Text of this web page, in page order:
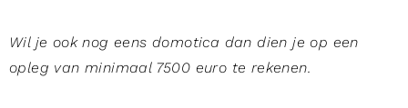
Wil je ook nog eens domotica dan dien je op een
opleg van minimaal 7500 euro te rekenen.